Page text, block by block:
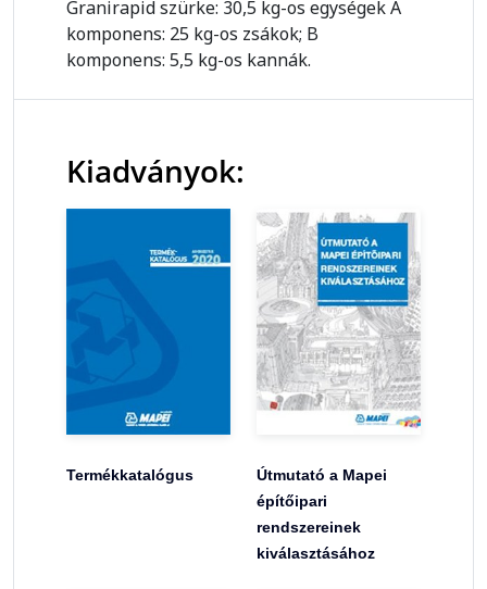
Granirapid szürke: 30,5 kg-os egységek A
komponens: 25 kg-os zsákok; B
komponens: 5,5 kg-os kannák.
Kiadványok:
Termékkatalógus
Útmutató a Mapei
építőipari
rendszereinek
kiválasztásához